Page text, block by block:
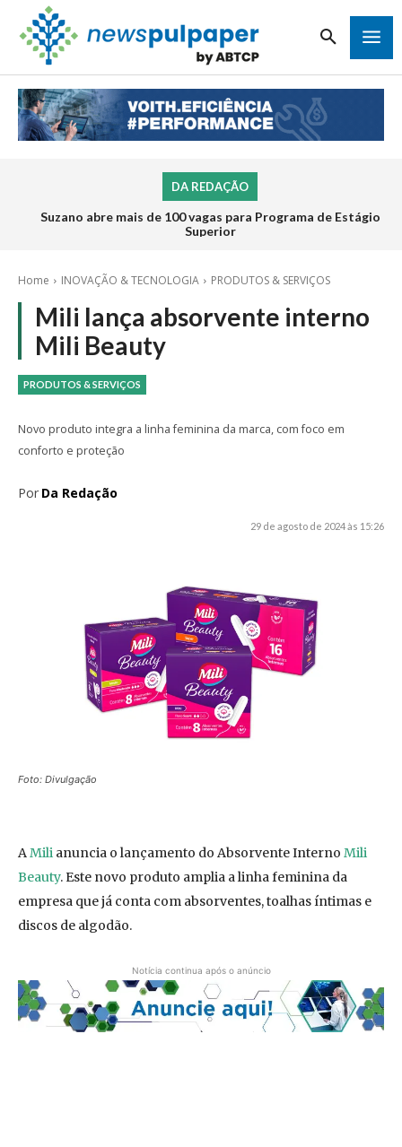
DA REDAÇÃO
Suzano abre mais de 100 vagas para Programa de Estágio
Superior
Home INOVAÇÃO & TECNOLOGIA PRODUTOS & SERVIÇOS
Mili lança absorvente interno
Mili Beauty
PRODUTOS & SERVIÇOS
Novo produto integra a linha feminina da marca, com foco em
conforto e proteção
Por Da Redação
29 de agosto de 2024 às 15:26
Foto: Divulgação
AMili anuncia o lançamento do Absorvente Interno Mili
Beauty. Este novo produto amplia a linha feminina da
empresa que já conta com absorventes, toalhas íntimas e
discos de algodão.
Notícia continua após o anúncio